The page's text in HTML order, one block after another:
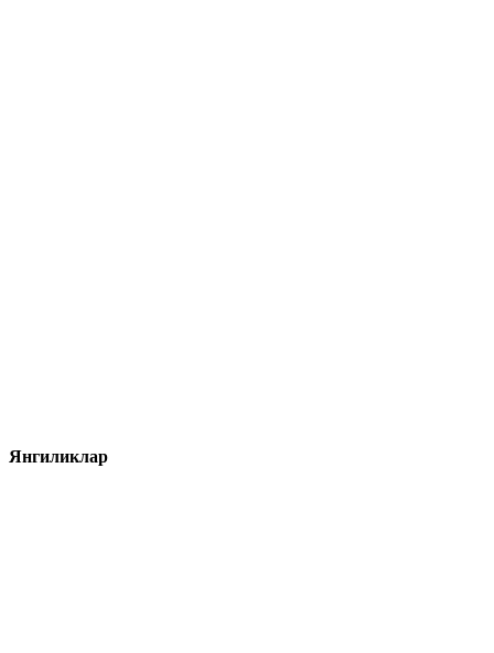
Янгиликлар